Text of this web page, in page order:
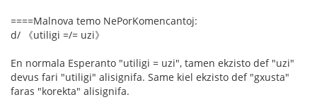
====Malnova temo NePorKomencantoj:
d/ 《utiligi =/= uzi》
En normala Esperanto "utiligi = uzi", tamen ekzisto def "uzi"
devus fari "utiligi" alisignifa. Same kiel ekzisto def "gxusta"
faras "korekta" alisignifa.